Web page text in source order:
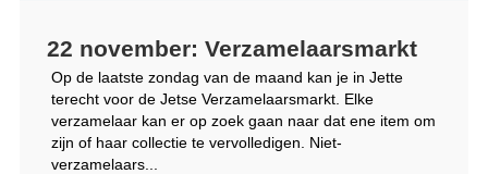
22 november: Verzamelaarsmarkt
Op de laatste zondag van de maand kan je in Jette
terecht voor de Jetse Verzamelaarsmarkt. Elke
verzamelaar kan er op zoek gaan naar dat ene item om
zijn of haar collectie te vervolledigen. Niet-
verzamelaars...